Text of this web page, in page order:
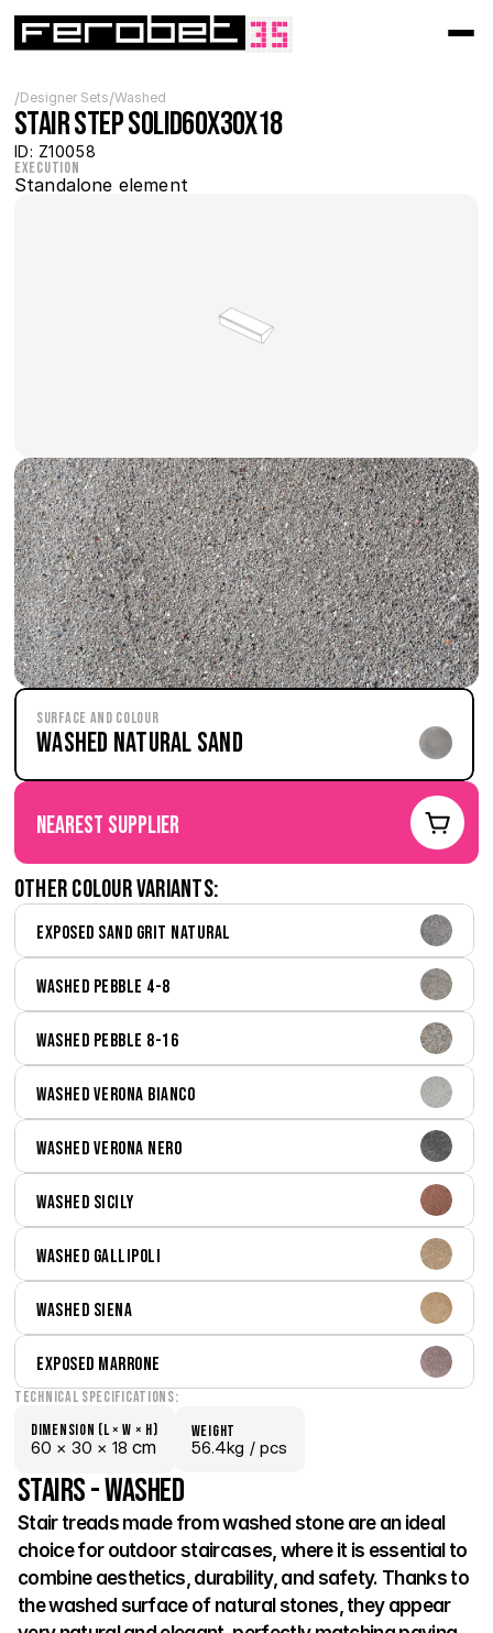
/Designer Sets/Washed
Stair step solid60x30x18
ID: Z10058
Execution
Standalone element
Surface and Colour
Washed Natural Sand
nearest supplier
Other colour variants:
Exposed Sand Grit Natural
Washed Pebble 4-8
Washed Pebble 8-16
Washed Verona Bianco
Washed Verona Nero
Washed Sicily
Washed Gallipoli
Washed Siena
Exposed Marrone
Technical Specifications:
Dimension (L × W × H)
60 × 30 × 18 cm
weight
56.4kg / pcs
Stairs - Washed
Stair treads made from washed stone are an ideal
choice for outdoor staircases, where it is essential to
combine aesthetics, durability, and safety. Thanks to
the washed surface of natural stones, they appear